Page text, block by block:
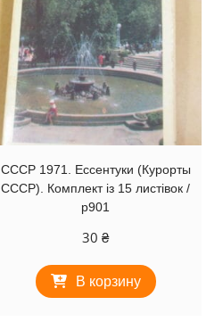
СССР 1971. Ессентуки (Курорты
СССР). Комплект із 15 листівок /
р901
30₴
В корзину